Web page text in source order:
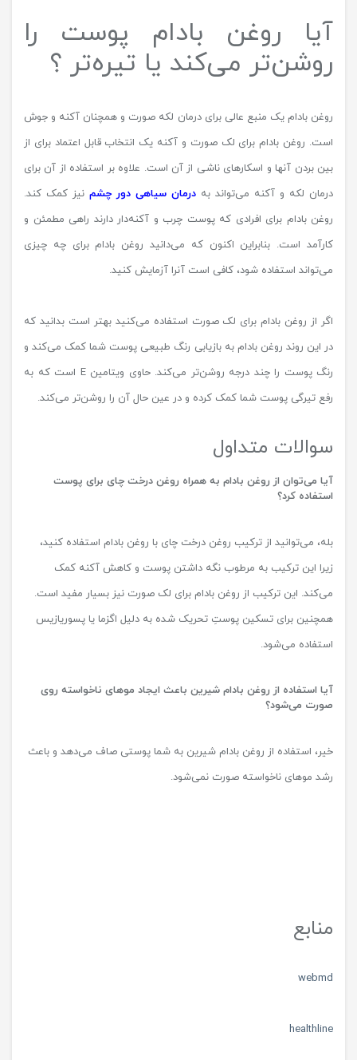
آیا روغن بادام پوست را
روشن‌تر می‌کند یا تیره‌تر ؟
روغن بادام یک منبع عالی برای درمان لکه صورت و همچنان آکنه و جوش
است. روغن بادام برای لک صورت و آکنه یک انتخاب قابل اعتماد برای از
بین بردن آنها و اسکارهای ناشی از آن است. علاوه بر استفاده از آن برای
درمان لکه و آکنه می‌تواند به درمان سیاهی دور چشم نیز کمک کند.
روغن بادام برای افرادی که پوست چرب و آکنه‌دار دارند راهی مطمئن و
کارآمد است. بنابراین اکنون که می‌دانید روغن بادام برای چه چیزی
می‌تواند استفاده شود، کافی است آنرا آزمایش کنید.
اگر از روغن بادام برای لک صورت استفاده‌ می‌کنید بهتر است بدانید که
در این روند روغن بادام به بازیابی رنگ طبیعی پوست شما کمک می‌کند و
رنگ پوست را چند درجه روشن‌تر می‌کند. حاوی ویتامین E است که به
رفع تیرگی پوست شما کمک کرده و در عین حال آن را روشن‌تر می‌کند.
سوالات متداول
آیا می‌توان از روغن بادام به همراه روغن درخت چای برای پوست
استفاده کرد؟
بله، می‌توانید از ترکیب روغن درخت چای با روغن بادام استفاده کنید،
زیرا این ترکیب به مرطوب نگه داشتن پوست و کاهش آکنه کمک
می‌کند. این ترکیب از روغن بادام برای لک صورت نیز بسیار مفید است.
همچنین برای تسکین پوستِ تحریک شده به دلیل اگزما یا پسوریازیس
استفاده می‌شود.
آیا استفاده از روغن بادام شیرین باعث ایجاد موهای ناخواسته روی
صورت می‌شود؟
خیر، استفاده از روغن بادام شیرین به شما پوستی صاف می‌دهد و باعث
رشد موهای ناخواسته صورت نمی‌شود.
منابع
webmd
healthline